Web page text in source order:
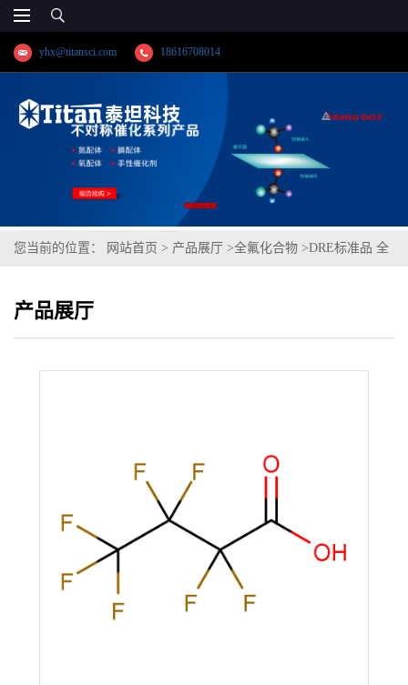
yhx@titansci.com 18616708014
您当前的位置： 网站首页 > 产品展厅 >全氟化合物 >DRE标准品 全
产品展厅